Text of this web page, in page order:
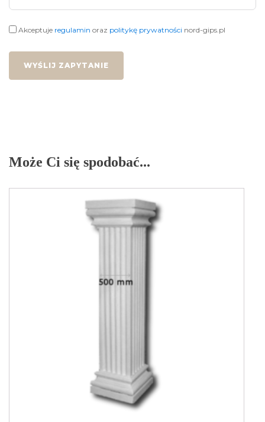
Akceptuje regulamin oraz politykę prywatności nord-gips.pl
WYŚLIJ ZAPYTANIE
Może Ci się spodobać...